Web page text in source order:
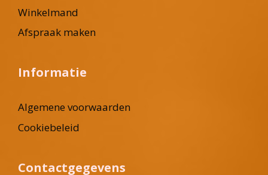
Winkelmand
Afspraak maken
Informatie
Algemene voorwaarden
Cookiebeleid
Contactgegevens